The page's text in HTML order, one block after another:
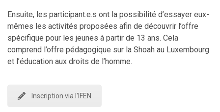
Ensuite, les participant.e.s ont la possibilité d’essayer eux-
mêmes les activités proposées afin de découvrir l’offre
spécifique pour les jeunes à partir de 13 ans. Cela
comprend l’offre pédagogique sur la Shoah au Luxembourg
et l’éducation aux droits de l’homme.
Inscription via l'IFEN